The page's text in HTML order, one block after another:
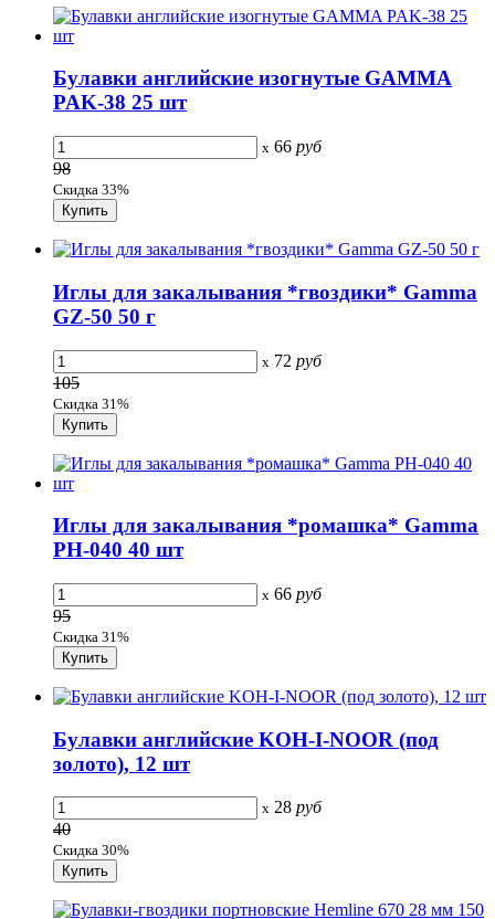
Булавки английские изогнутые GAMMA
PAK-38 25 шт
x 66 руб
98
Скидка 33%
Иглы для закалывания *гвоздики* Gamma
GZ-50 50 г
x 72 руб
105
Скидка 31%
Иглы для закалывания *ромашка* Gamma
PH-040 40 шт
x 66 руб
95
Скидка 31%
Булавки английские KOH-I-NOOR (под
золото), 12 шт
x 28 руб
40
Скидка 30%